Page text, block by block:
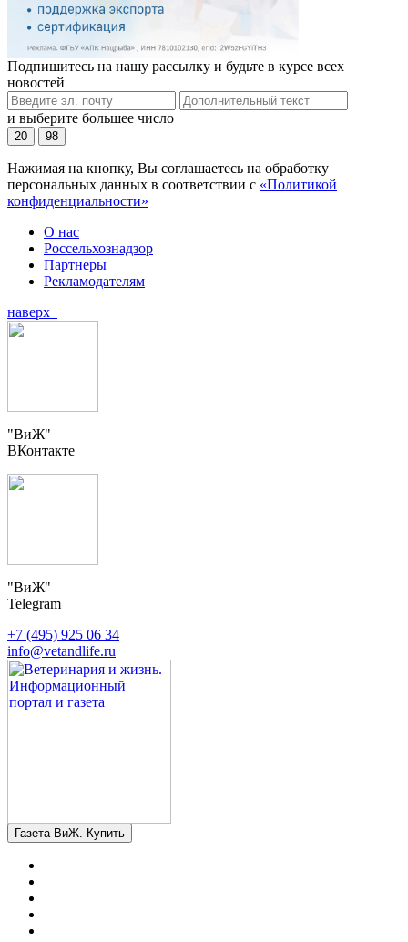
Подпишитесь на нашу рассылку и будьте в курсе всех
новостей
и выберите большее число
20 98
Нажимая на кнопку, Вы соглашаетесь на обработку
персональных данных в соответствии с «Политикой
конфиденциальности»
О нас
Россельхознадзор
Партнеры
Рекламодателям
наверх
"ВиЖ"
ВКонтакте
"ВиЖ"
Telegram
+7 (495) 925 06 34
info@vetandlife.ru
Газета ВиЖ. Купить